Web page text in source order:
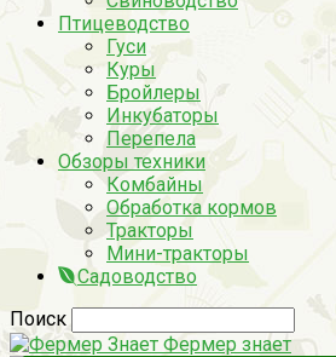
Птицеводство
Гуси
Куры
Бройлеры
Инкубаторы
Перепела
Обзоры техники
Комбайны
Обработка кормов
Тракторы
Мини-тракторы
Садоводство
Поиск
Фермер знает